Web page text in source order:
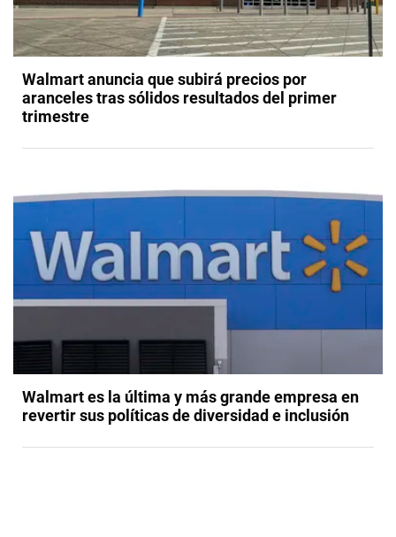
Walmart anuncia que subirá precios por
aranceles tras sólidos resultados del primer
trimestre
Walmart es la última y más grande empresa en
revertir sus políticas de diversidad e inclusión